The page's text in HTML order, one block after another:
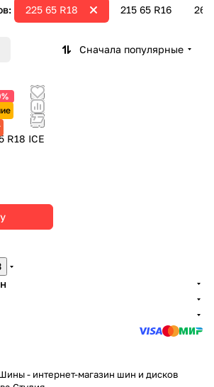
215 65 R16 265
225 65 R18
Сначала популярные
ICE
- интернет-магазин шин и дисков